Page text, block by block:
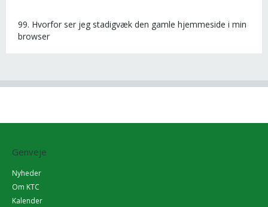
99. Hvorfor ser jeg stadigvæk den gamle hjemmeside i min
browser
Genveje
Nyheder
Om KTC
Kalender